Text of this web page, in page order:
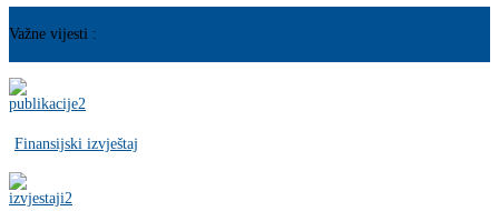
Važne vijesti :
Finansijski izvještaj